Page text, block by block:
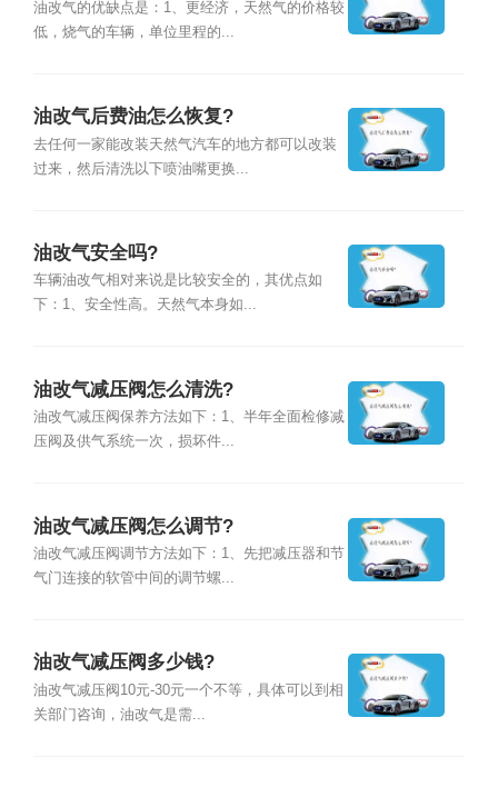
油改气的优缺点是：1、更经济，天然气的价格较
低，烧气的车辆，单位里程的...
油改气后费油怎么恢复?
去任何一家能改装天然气汽车的地方都可以改装
过来，然后清洗以下喷油嘴更换...
油改气安全吗?
车辆油改气相对来说是比较安全的，其优点如
下：1、安全性高。天然气本身如...
油改气减压阀怎么清洗?
油改气减压阀保养方法如下：1、半年全面检修减
压阀及供气系统一次，损坏件...
油改气减压阀怎么调节?
油改气减压阀调节方法如下：1、先把减压器和节
气门连接的软管中间的调节螺...
油改气减压阀多少钱?
油改气减压阀10元-30元一个不等，具体可以到相
关部门咨询，油改气是需...